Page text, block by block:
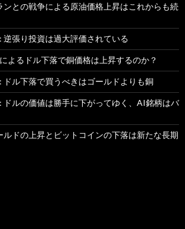
ンとの戦争による原油価格上昇はこれからも続
逆張り投資は過大評価されている
よるドル下落で銅価格は上昇するのか？
ドル下落で買うべきはゴールドよりも銅
ドルの価値は勝手に下がってゆく、AI銘柄はバ
ルドの上昇とビットコインの下落は新たな長期